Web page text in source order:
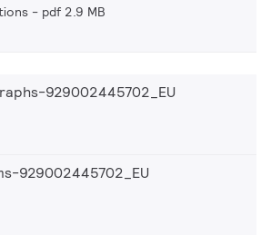
pdf 2.9 MB
929002445702_EU
929002445702_EU